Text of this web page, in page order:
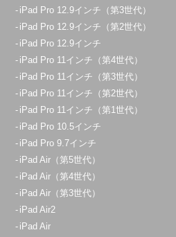
080-3365-9909
アクセス
久喜菖蒲店
10：00～21：00
年中無休
070-1271-7186
アクセス
大宮店
11:00～20:00
iPad Pro 12.9インチ（第3世代）
iPad Pro 12.9インチ（第2世代）
iPad Pro 12.9インチ
iPad Pro 11インチ（第4世代）
iPad Pro 11インチ（第3世代）
iPad Pro 11インチ（第2世代）
iPad Pro 11インチ（第1世代）
iPad Pro 10.5インチ
iPad Pro 9.7インチ
iPad Air（第5世代）
iPad Air（第4世代）
iPad Air（第3世代）
iPad Air2
iPad Air